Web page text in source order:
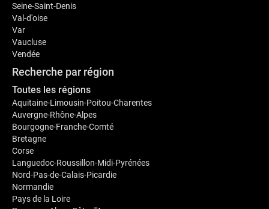
Seine-Saint-Denis
Val-d'oise
Var
Vaucluse
Vendée
Recherche par région
Toutes les régions
Aquitaine-Limousin-Poitou-Charentes
Auvergne-Rhône-Alpes
Bourgogne-Franche-Comté
Bretagne
Corse
Languedoc-Roussillon-Midi-Pyrénées
Nord-Pas-de-Calais-Picardie
Normandie
Pays de la Loire